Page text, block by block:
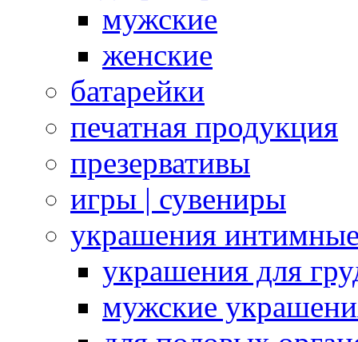
мужские
женские
батарейки
печатная продукция
презервативы
игры | сувениры
украшения
украшения для
мужские